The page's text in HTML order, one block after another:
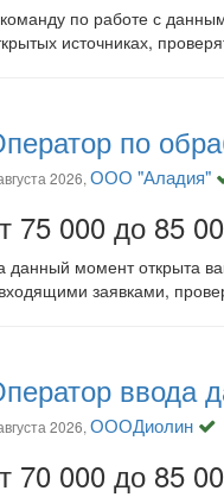
по работе с
источниках,
по
2026, ООО "Аладия"
75 000 до 85
данный момент открыта
заявками,
ввода
2026, ОООДиолин
70 000 до 85